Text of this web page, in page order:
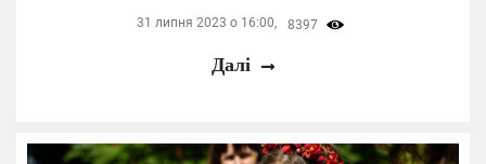
31 липня 2023 о 16:00, 8397
Далі